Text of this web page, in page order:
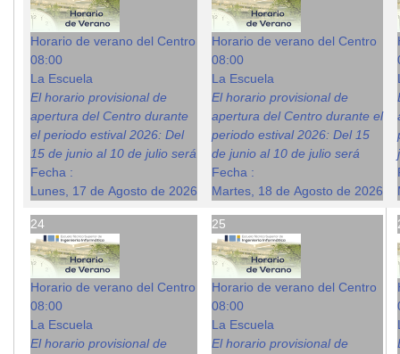
Horario de verano del Centro
08:00
La Escuela
El horario provisional de
apertura del Centro durante
el periodo estival 2026: Del
15 de junio al 10 de julio será
Fecha :
Lunes, 17 de Agosto de 2026
Horario de verano del Centro
08:00
La Escuela
El horario provisional de
apertura del Centro durante el
periodo estival 2026: Del 15
de junio al 10 de julio será
Fecha :
Martes, 18 de Agosto de 2026
24
Horario de verano del Centro
08:00
La Escuela
El horario provisional de
25
Horario de verano del Centro
08:00
La Escuela
El horario provisional de